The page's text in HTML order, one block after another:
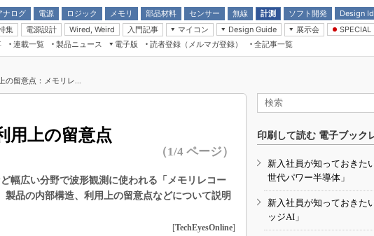
ナログ
電源
ロジック
メモリ
部品材料
受動部品
センサー 無線 計測 ソフト開発
Design
アナログ機能回路
計測とテスト
集
電源設計 Wired, Weird
入門記事
ター入門
マイコン
マイコン講座
Design Guide
計測機器
展示会
CEATEC
組込み/エッジコンピューティング展
AUTOMOTIVE WORLD
SPECIAL
Microchip情報
連載一覧
製品ニュース
電子版
クレット
読者登録（メルマガ登録） 全記事一覧
の留意点：メモリレ...
用上の留意点
（1/4 ページ）
幅広い分野で波形観測に使われる「メモリレコー
品の内部構造、利用上の留意点などについて説明
[TechEyesOnline]
印刷して読む 電子ブック
新入社員が知っておきた
世代パワー半導体」
新入社員が知っておきた
ッジAI」